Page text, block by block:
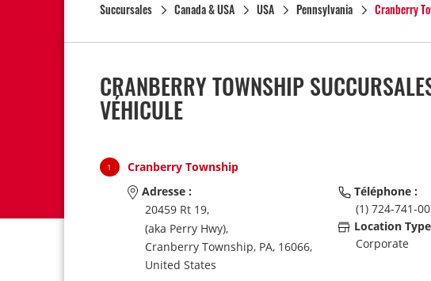
Succursales Canada & USA USA Pennsylvania Cranberry
CRANBERRY TOWNSHIP
VÉHICULE
1 Cranberry Township
Adresse :
20459 Rt 19,
(aka Perry Hwy),
Cranberry Township, PA, 16066,
United States
Téléphone :
(1) 724-741-
Location
Corporate